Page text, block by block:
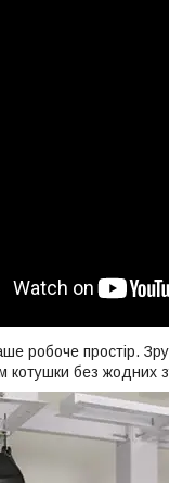
робоче простір.
котушки без жодних